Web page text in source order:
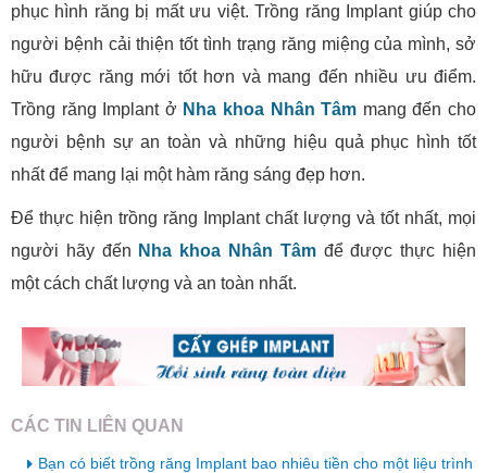
phục hình răng bị mất ưu việt. Trồng răng Implant giúp cho
người bệnh cải thiện tốt tình trạng răng miệng của mình, sở
hữu được răng mới tốt hơn và mang đến nhiều ưu điểm.
Trồng răng Implant ở Nha khoa Nhân Tâm mang đến cho
người bệnh sự an toàn và những hiệu quả phục hình tốt
nhất để mang lại một hàm răng sáng đẹp hơn.
Để thực hiện trồng răng Implant chất lượng và tốt nhất, mọi
người hãy đến Nha khoa Nhân Tâmđể được thực hiện
một cách chất lượng và an toàn nhất.
CÁC TIN LIÊN QUAN
Bạn có biết trồng răng Implant bao nhiêu tiền cho một liệu trình